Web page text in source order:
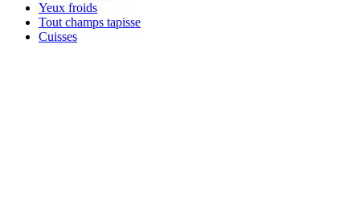
Yeux froids
Tout champs tapisse
Cuisses